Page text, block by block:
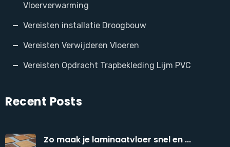
Vloerverwarming
Vereisten installatie Droogbouw
Vereisten Verwijderen Vloeren
Vereisten Opdracht Trapbekleding Lijm PVC
Recent Posts
Zo maak je laminaatvloer snel en ...